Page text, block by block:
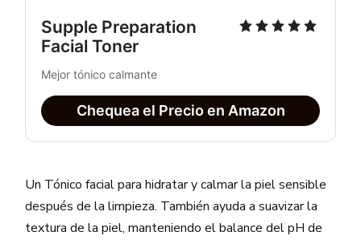
Supple Preparation
Facial Toner
Mejor tónico calmante
Chequea el Precio en Amazon
Un Tónico facial para hidratar y calmar la piel sensible
después de la limpieza. También ayuda a suavizar la
textura de la piel, manteniendo el balance del pH de